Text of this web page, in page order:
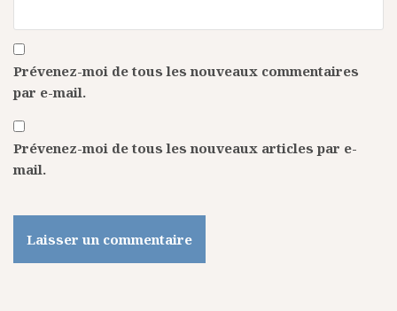
Prévenez-moi de tous les nouveaux commentaires
par e-mail.
Prévenez-moi de tous les nouveaux articles par e-
mail.